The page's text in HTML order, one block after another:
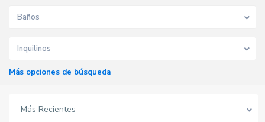
Baños
Inquilinos
Más opciones de búsqueda
Más Recientes